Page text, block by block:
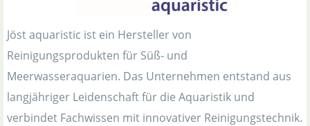
Jöst aquaristic ist ein Hersteller von
Reinigungsprodukten für Süß- und
Meerwasseraquarien. Das Unternehmen entstand aus
langjähriger Leidenschaft für die Aquaristik und
verbindet Fachwissen mit innovativer Reinigungstechnik.